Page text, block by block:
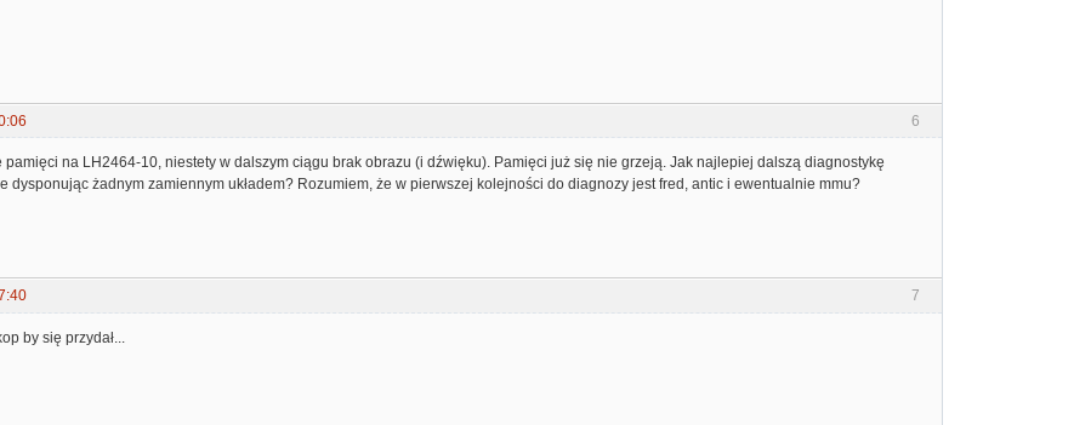
6
pamięci na LH2464-10, niestety w dalszym ciągu brak obrazu (i dźwięku). Pamięci już się nie grzeją. Jak najlepiej dalszą diagnostykę
dysponując żadnym zamiennym układem? Rozumiem, że w pierwszej kolejności do diagnozy jest fred, antic i ewentualnie mmu?
7
by się przydał...